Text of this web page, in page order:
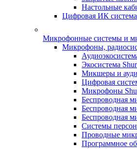
Настольные
Цифровая ИК система
Микрофонные системы и
Микрофоны,
Экосистема
Микшеры и
Цифровая
Микрофоны
Беспроводная
Беспроводная
Беспроводная
Системы
Проводные
Программное